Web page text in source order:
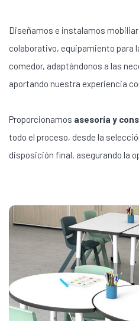
Diseñamos e instalamos
colaborativo, equipamiento para
comedor, adaptándonos a las
aportando nuestra experiencia
Proporcionamos asesoría y
todo el proceso, desde la
disposición final, asegurando la